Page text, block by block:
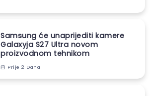
Samsung će unaprijediti kamere
Galaxyja S27 Ultra novom
proizvodnom tehnikom
Prije 2 Dana